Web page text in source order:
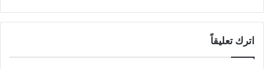
اترك تعليقاً